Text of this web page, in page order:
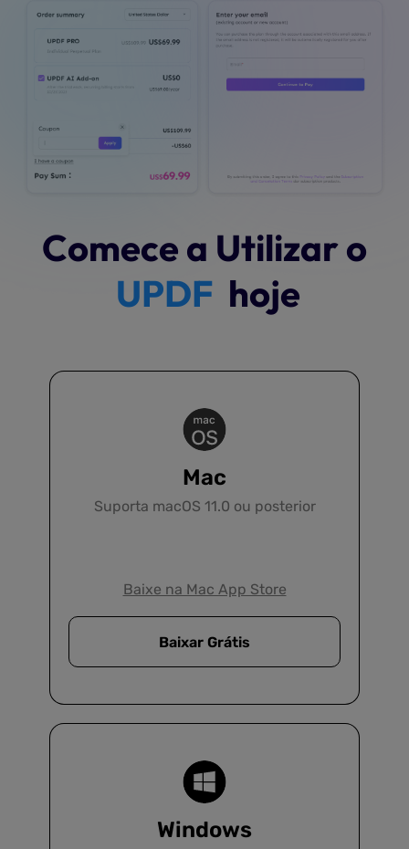
Comece a Utilizar o
UPDF hoje
Mac
Suporta macOS 11.0 ou posterior
Baixe na Mac App Store
Baixar Grátis
Windows